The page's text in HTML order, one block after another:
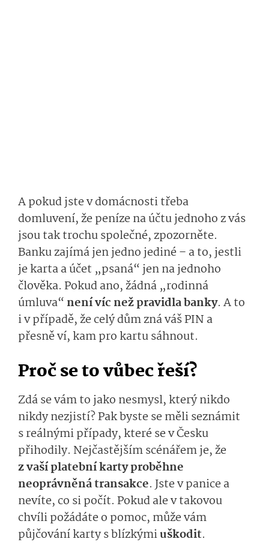
A pokud jste v domácnosti třeba
domluvení, že peníze na účtu jednoho z vás
jsou tak trochu společné, zpozorněte.
Banku zajímá jen jedno jediné – a to, jestli
je karta a účet „psaná“ jen na jednoho
člověka. Pokud ano, žádná „rodinná
úmluva“ není víc než pravidla banky. A to
i v případě, že celý dům zná váš PIN a
přesně ví, kam pro kartu sáhnout.
Proč se to vůbec řeší?
Zdá se vám to jako nesmysl, který nikdo
nikdy nezjistí? Pak byste se měli seznámit
s reálnými případy, které se v Česku
přihodily. Nejčastějším scénářem je, že
z vaší platební karty proběhne
neoprávněná transakce. Jste v panice a
nevíte, co si počít. Pokud ale v takovou
chvíli požádáte o pomoc, může vám
půjčování karty s blízkýmiuškodit.